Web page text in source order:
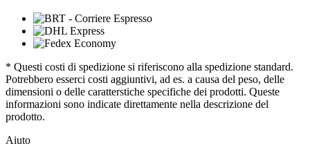
* Questi costi di spedizione si riferiscono alla spedizione standard.
Potrebbero esserci costi aggiuntivi, ad es. a causa del peso, delle
dimensioni o delle caratterstiche specifiche dei prodotti. Queste
informazioni sono indicate direttamente nella descrizione del
prodotto.
Aiuto